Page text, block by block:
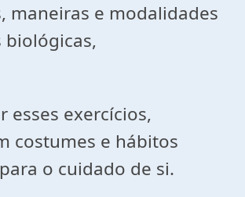
maneiras e modalidades
biológicas,
exercícios,
costumes e hábitos
o cuidado de si.